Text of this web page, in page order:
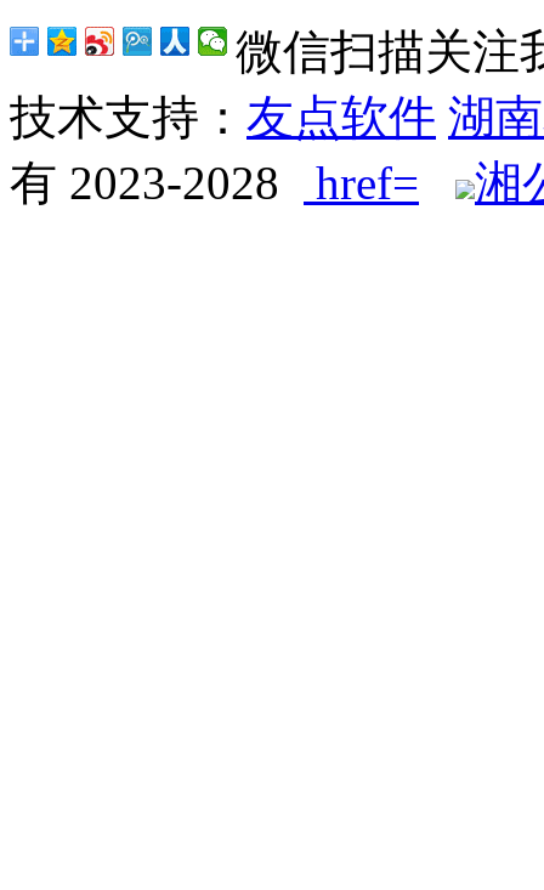
微信扫描关注
技术支持： 友点软件 湖
有 2023-2028
href= 湘